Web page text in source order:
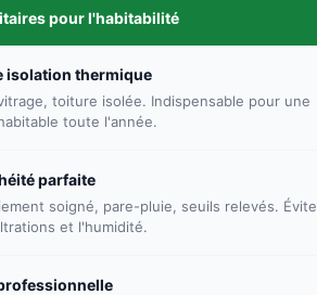
pour l'habitabilité
isolation thermique
toiture isolée. Indispensable pour une
toute l'année.
parfaite
soigné, pare-pluie, seuils relevés. Évite
et l'humidité.